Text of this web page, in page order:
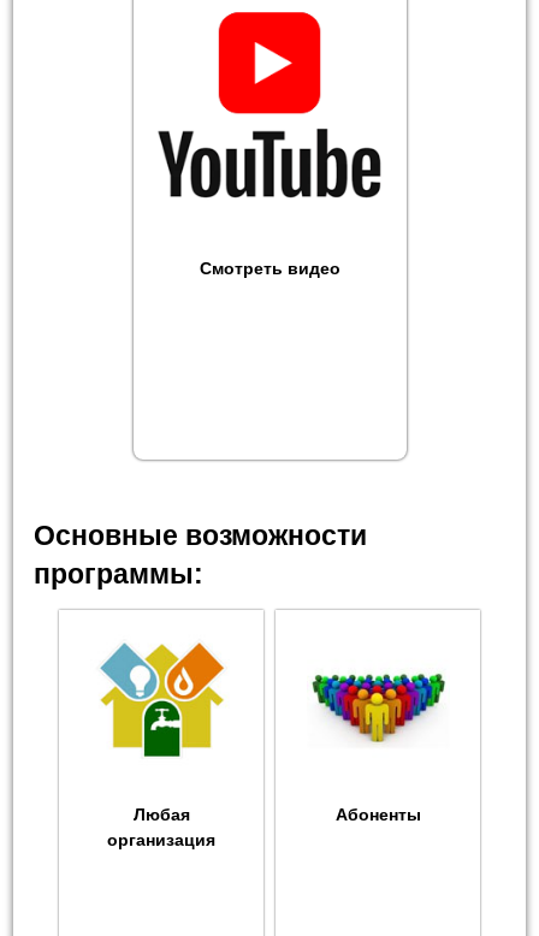
Смотреть видео
Основные возможности
программы:
Любая
организация
Абоненты